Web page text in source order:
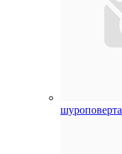
шуроповерта